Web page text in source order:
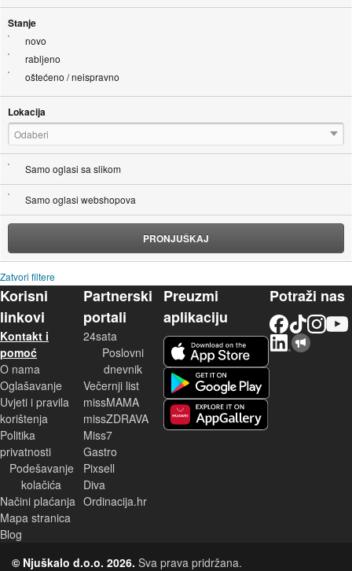
Stanje
novo
rabljeno
oštećeno / neispravno
Lokacija
Odaberi
Samo oglasi sa slikom
Samo oglasi webshopova
PRONJUŠKAJ
Zatvori filtere
Korisni
linkovi
Kontakt i
pomoć
O nama
Oglašavanje
Uvjeti i pravila
korištenja
Politika
privatnosti
Podešavanje
kolačića
Načini plaćanja
Mapa stranica
Blog
Partnerski
portali
24sata
Poslovni
dnevnik
Večernji list
missMAMA
missZDRAVA
Miss7
Gastro
Pixsell
Diva
Ordinacija.hr
Preuzmi
aplikaciju
Potraži nas
© Njuškalo d.o.o. 2026. Sva prava pridržana.